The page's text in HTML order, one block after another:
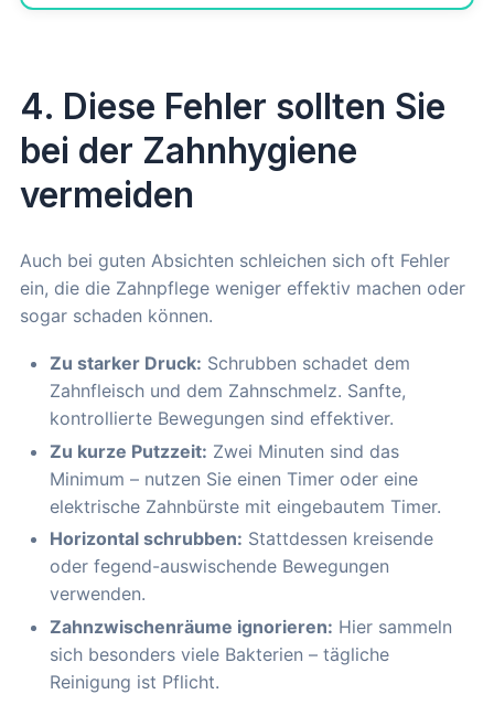
4. Diese Fehler sollten Sie
bei der Zahnhygiene
vermeiden
Auch bei guten Absichten schleichen sich oft Fehler
ein, die die Zahnpflege weniger effektiv machen oder
sogar schaden können.
Zu starker Druck: Schrubben schadet dem
Zahnfleisch und dem Zahnschmelz. Sanfte,
kontrollierte Bewegungen sind effektiver.
Zu kurze Putzzeit: Zwei Minuten sind das
Minimum – nutzen Sie einen Timer oder eine
elektrische Zahnbürste mit eingebautem Timer.
Horizontal schrubben: Stattdessen kreisende
oder fegend-auswischende Bewegungen
verwenden.
Zahnzwischenräume ignorieren: Hier sammeln
sich besonders viele Bakterien – tägliche
Reinigung ist Pflicht.